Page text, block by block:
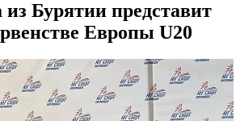
Бурятии представит
Европы U20